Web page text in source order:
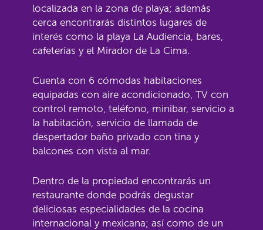
localizada en la zona de playa; además
cerca encontrarás distintos lugares de
interés como la playa La Audiencia, bares,
cafeterías y el Mirador de La Cima.
Cuenta con 6 cómodas habitaciones
equipadas con aire acondicionado, TV con
control remoto, teléfono, minibar, servicio a
la habitación, servicio de llamada de
despertador baño privado con tina y
balcones con vista al mar.
Dentro de la propiedad encontrarás un
restaurante donde podrás degustar
deliciosas especialidades de la cocina
internacional y mexicana; así como de un